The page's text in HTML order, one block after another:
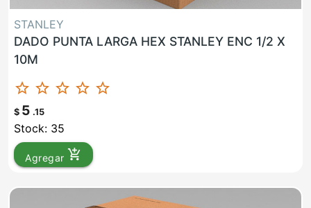
STANLEY
DADO PUNTA LARGA HEX STANLEY ENC 1/2 X
10M
star_border star_border star_border star_border star_border
$ 5 .15
Stock: 35
Agregar add_shopping_cart